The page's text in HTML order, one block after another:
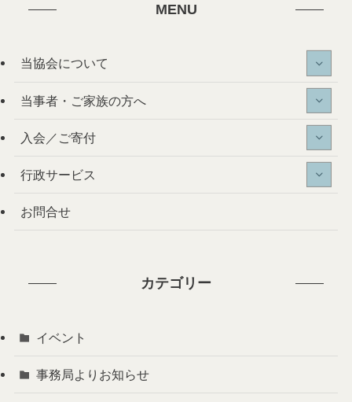
MENU
当協会について
当事者・ご家族の方へ
入会／ご寄付
行政サービス
お問合せ
カテゴリー
イベント
事務局よりお知らせ